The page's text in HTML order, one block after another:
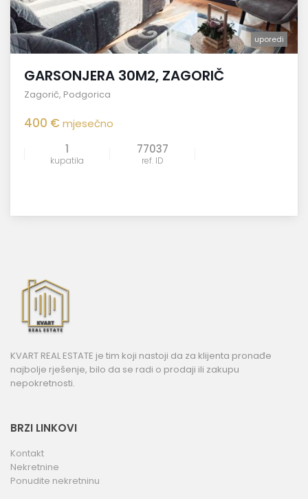
uporedi
GARSONJERA 30M2, ZAGORIČ
Zagorič, Podgorica
400 €mjesečno
1
kupatila
77037
ref. ID
KVART REAL ESTATE je tim koji nastoji da za klijenta pronađe
najbolje rješenje, bilo da se radi o prodaji ili zakupu
nepokretnosti.
BRZI LINKOVI
Kontakt
Nekretnine
Ponudite nekretninu